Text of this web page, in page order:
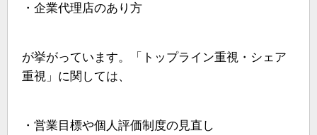
・企業代理店のあり方
が挙がっています。「トップライン重視・シェア
重視」に関しては、
・営業目標や個人評価制度の見直し